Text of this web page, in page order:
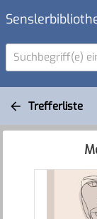
Suchbegriff(e)
Trefferliste